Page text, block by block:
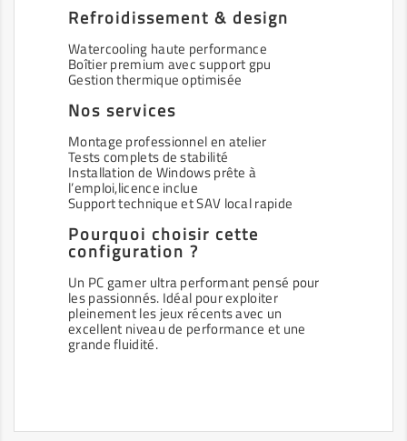
Refroidissement & design
Watercooling haute performance
Boîtier premium avec support gpu
Gestion thermique optimisée
Nos services
Montage professionnel en atelier
Tests complets de stabilité
Installation de Windows prête à
l’emploi,licence inclue
Support technique et SAV local rapide
Pourquoi choisir cette
configuration ?
Un PC gamer ultra performant pensé pour
les passionnés. Idéal pour exploiter
pleinement les jeux récents avec un
excellent niveau de performance et une
grande fluidité.